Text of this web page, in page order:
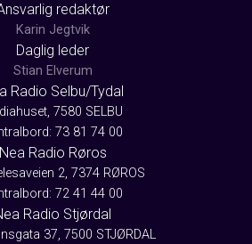
redaktør
Karin Jegtvik
Daglig leder
Stian Elverum
Radio Selbu/Tydal
7580 SELBU
73 81 74 00
Nea Radio Røros
2, 7374 RØROS
72 41 44 00
Radio Stjørdal
37, 7500 STJØRDAL